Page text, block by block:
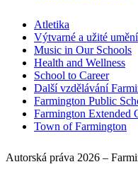
Atletika
Výtvarné a užité umění
Music in Our Schools
Health and Wellness
School to Career
Další vzdělávání
Farmington Public
Farmington Extended
Town of Farmington
Autorská práva 2026 –